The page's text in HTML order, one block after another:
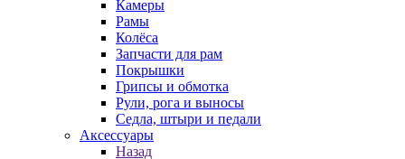
Камеры
Рамы
Колёса
Запчасти для рам
Покрышки
Грипсы и обмотка
Рули, рога и выносы
Седла, штыри и педали
Аксессуары
Назад